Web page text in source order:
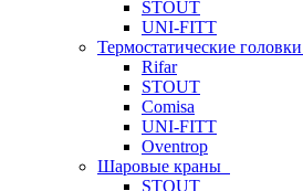
STOUT
UNI-FITT
Термостатические головки
Rifar
STOUT
Comisa
UNI-FITT
Oventrop
Шаровые краны
STOUT